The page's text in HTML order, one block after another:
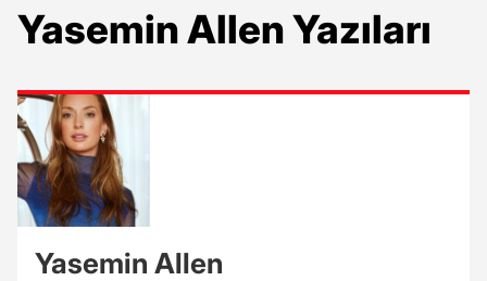
Yasemin Allen Yazıları
Yasemin Allen